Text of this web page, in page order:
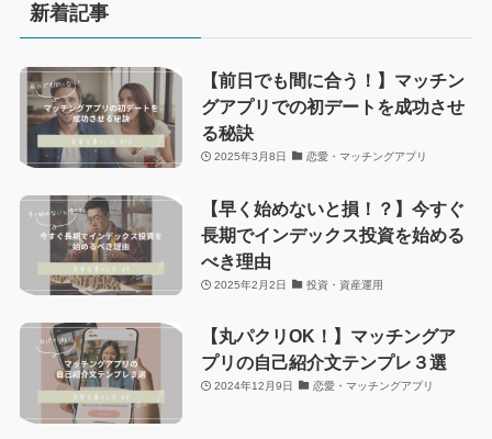
新着記事
【前日でも間に合う！】マッチン
グアプリでの初デートを成功させ
る秘訣
2025年3月8日 恋愛・マッチングアプリ
【早く始めないと損！？】今すぐ
長期でインデックス投資を始める
べき理由
2025年2月2日 投資・資産運用
【丸パクリOK！】マッチングア
プリの自己紹介文テンプレ３選
2024年12月9日 恋愛・マッチングアプリ